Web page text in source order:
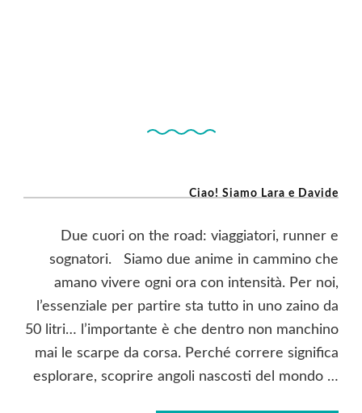
Ciao! Siamo Lara e Davide
Due cuori on the road: viaggiatori, runner e
sognatori. Siamo due anime in cammino che
amano vivere ogni ora con intensità. Per noi,
l’essenziale per partire sta tutto in uno zaino da
50 litri… l’importante è che dentro non manchino
mai le scarpe da corsa. Perché correre significa
esplorare, scoprire angoli nascosti del mondo …